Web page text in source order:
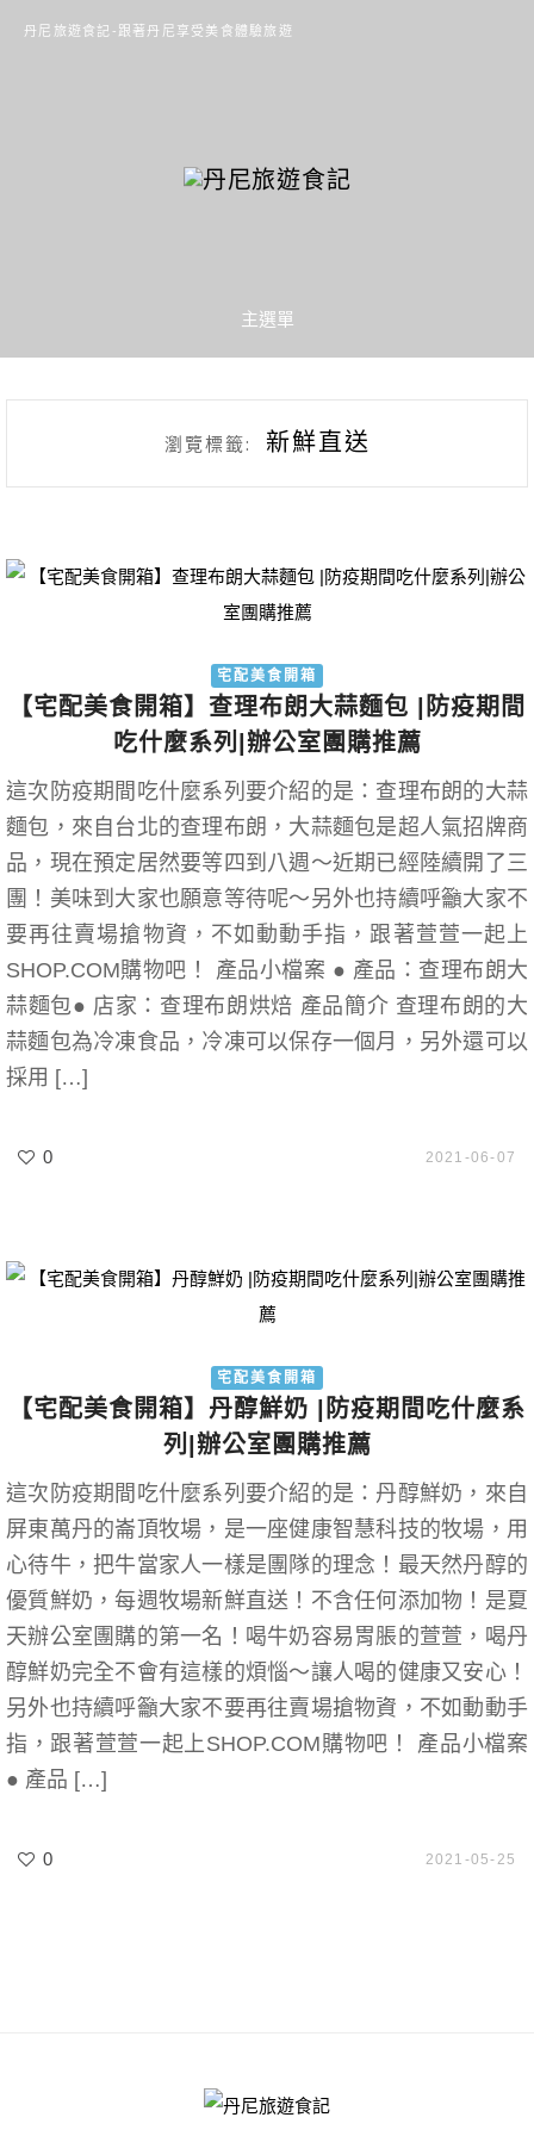
丹尼旅遊食記-跟著丹尼享受美食體驗旅遊
主選單
瀏覽標籤: 新鮮直送
宅配美食開箱
【宅配美食開箱】查理布朗大蒜麵包 |防疫期間
吃什麼系列|辦公室團購推薦
這次防疫期間吃什麼系列要介紹的是：查理布朗的大蒜
麵包，來自台北的查理布朗，大蒜麵包是超人氣招牌商
品，現在預定居然要等四到八週～近期已經陸續開了三
團！美味到大家也願意等待呢～另外也持續呼籲大家不
要再往賣場搶物資，不如動動手指，跟著萱萱一起上
SHOP.COM購物吧！ 產品小檔案 ● 產品：查理布朗大
蒜麵包● 店家：查理布朗烘焙 產品簡介 查理布朗的大
蒜麵包為冷凍食品，冷凍可以保存一個月，另外還可以
採用 […]
0 2021-06-07
宅配美食開箱
【宅配美食開箱】丹醇鮮奶 |防疫期間吃什麼系
列|辦公室團購推薦
這次防疫期間吃什麼系列要介紹的是：丹醇鮮奶，來自
屏東萬丹的崙頂牧場，是一座健康智慧科技的牧場，用
心待牛，把牛當家人一樣是團隊的理念！最天然丹醇的
優質鮮奶，每週牧場新鮮直送！不含任何添加物！是夏
天辦公室團購的第一名！喝牛奶容易胃脹的萱萱，喝丹
醇鮮奶完全不會有這樣的煩惱～讓人喝的健康又安心！
另外也持續呼籲大家不要再往賣場搶物資，不如動動手
指，跟著萱萱一起上SHOP.COM購物吧！ 產品小檔案
● 產品 […]
0 2021-05-25